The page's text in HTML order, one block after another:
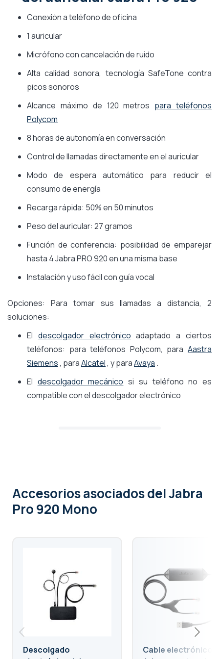
Conexión a teléfono de oficina
1 auricular
Micrófono con cancelación de ruido
Alta calidad sonora, tecnología SafeTone contra
picos sonoros
Alcance máximo de 120 metros para teléfonos
Polycom
8 horas de autonomía en conversación
Control de llamadas directamente en el auricular
Modo de espera automático para reducir el
consumo de energía
Recarga rápida: 50% en 50 minutos
Peso del auricular: 27 gramos
Función de conferencia: posibilidad de emparejar
hasta 4 Jabra PRO 920 en una misma base
Instalación y uso fácil con guía vocal
Opciones: Para tomar sus llamadas a distancia, 2
soluciones:
El descolgador electrónico adaptado a ciertos
teléfonos: para teléfonos Polycom, para Aastra
Siemens, paraAlcatel, y paraAvaya .
El descolgador mecánico si su teléfono no es
compatible con el descolgador electrónico
Accesorios asociadosdel Jabra
Pro 920 Mono
Descolgado
Cable electrónico